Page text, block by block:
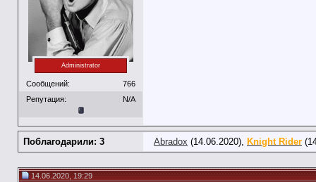
Administrator
Сообщений:
766
Репутация:
N/A
Поблагодарили: 3 Abradox (14.06.2020), Knight Rider
14.06.2020, 19:29